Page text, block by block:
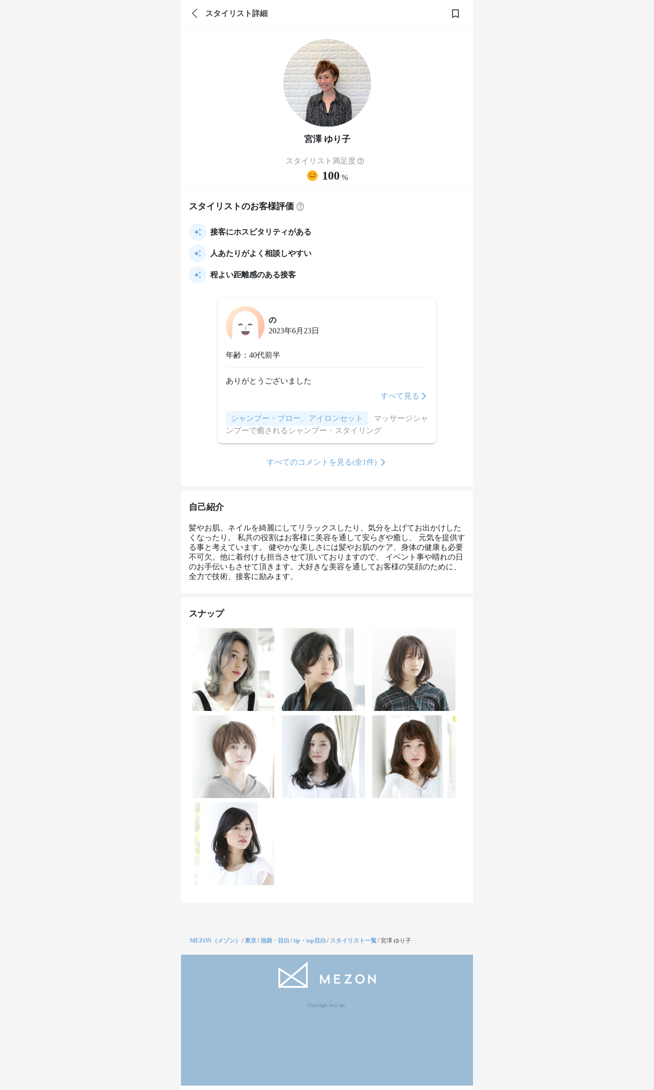
スタイリスト詳細
宮澤 ゆり子
スタイリスト満足度
100 %
スタイリストのお客様評価
接客にホスピタリティがある
人あたりがよく相談しやすい
程よい距離感のある接客
の
2023年6月23日
年齢：40代前半
ありがとうございました
すべて見る
シャンプー・ブロー、アイロンセット
ンプーで癒されるシャンプー・スタイリング
すべてのコメントを見る(全1件)
自己紹介
髪やお肌、ネイルを綺麗にしてリラックスしたり、気分を上げてお出かけした
くなったり。 私共の役割はお客様に美容を通して安らぎや癒し、 元気を提供す
る事と考えています。 健やかな美しさには髪やお肌のケア、身体の健康も必要
不可欠。他に着付けも担当させて頂いておりますので、 イベント事や晴れの日
のお手伝いもさせて頂きます。大好きな美容を通してお客様の笑顔のために、
全力で技術、接客に励みます。
スナップ
MEZON（メゾン） /東京/池袋・目白 /tip・top目白 / スタイリスト一覧/宮澤 ゆり子
Copyright Jocy inc.